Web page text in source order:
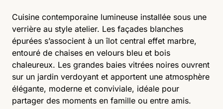
Cuisine contemporaine lumineuse installée sous une
verrière au style atelier. Les façades blanches
épurées s’associent à un îlot central effet marbre,
entouré de chaises en velours bleu et bois
chaleureux. Les grandes baies vitrées noires ouvrent
sur un jardin verdoyant et apportent une atmosphère
élégante, moderne et conviviale, idéale pour
partager des moments en famille ou entre amis.